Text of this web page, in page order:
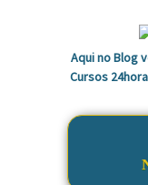
Aqui no Blog
Cursos